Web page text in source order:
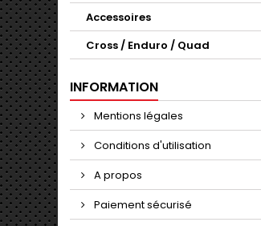
Accessoires
Cross / Enduro / Quad
INFORMATION
Mentions légales
Conditions d'utilisation
A propos
Paiement sécurisé